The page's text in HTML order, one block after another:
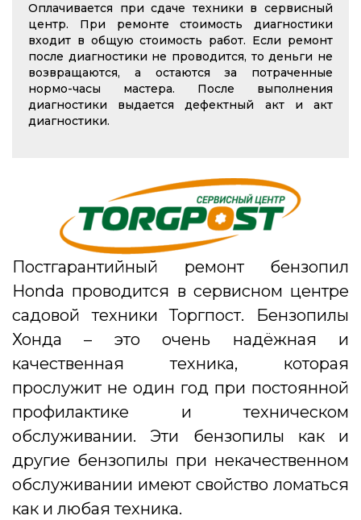
Постгарантийный ремонт бензопил
Honda проводится в сервисном центре
садовой техники Торгпост. Бензопилы
Хонда – это очень надёжная и
качественная техника, которая
прослужит не один год при постоянной
профилактике и техническом
обслуживании. Эти бензопилы как и
другие бензопилы при некачественном
обслуживании имеют свойство ломаться
как и любая техника.
Оплачивается при сдаче техники в сервисный
центр. При ремонте стоимость диагностики
входит в общую стоимость работ. Если ремонт
после диагностики не проводится, то деньги не
возвращаются, а остаются за потраченные
нормо-часы мастера. После выполнения
диагностики выдается дефектный акт и акт
диагностики.